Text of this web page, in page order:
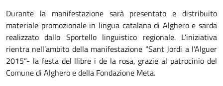
Durante la manifestazione sarà presentato e distribuito
materiale promozionale in lingua catalana di Alghero e sarda
realizzato dallo Sportello linguistico regionale. L’iniziativa
rientra nell’ambito della manifestazione “Sant Jordi a l’Alguer
2015”- la festa del llibre i de la rosa, grazie al patrocinio del
Comune di Alghero e della Fondazione Meta.